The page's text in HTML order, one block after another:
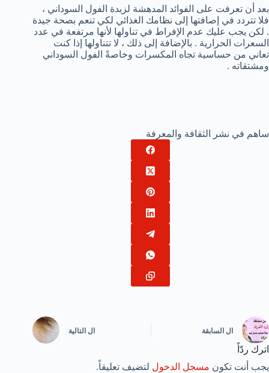
بعد أن تعرفت على الفوائد المدهشة لزبدة الفول السوداني ،
فلا تتردد في إصافتها إلى نظامك الغذائي لكي تنعم بصحة جيدة
. لكن يجب عليك عدم الإفراط في تناولها لأنها مرتفعة في عدد
السعرات الحرارية . بالإضافة إلى ذلك ، لا تتناولها إذا كنت
تعاني من حساسية تجاه المكسرات وخاصةً الفول السوداني
ومشتقاته .
ساهم في نشر الثقافة والمعرفة
ال السابقة ال التالية
اترك ردّاً
يجب أنت تكون مسجل الدخول لتضيف تعليقاً.